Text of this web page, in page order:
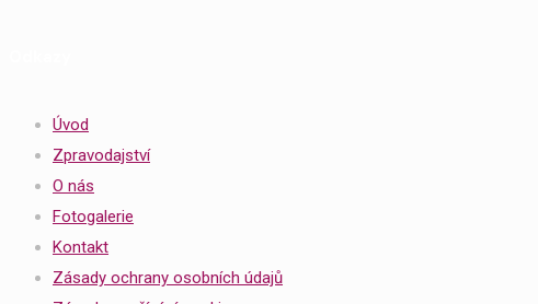
Úvod
Zpravodajství
O nás
Fotogalerie
Kontakt
Zásady ochrany osobních údajů